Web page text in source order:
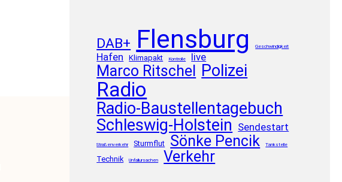
DAB+ Flensburg Geschwindigkeit
Hafen Klimapakt Kontrolle live
Marco Ritschel Polizei
Radio
Radio-Baustellentagebuch
Schleswig-Holstein Sendestart
Straßenverkehr Sturmflut Sönke Pencik Tankstelle
Technik Unfallursachen Verkehr